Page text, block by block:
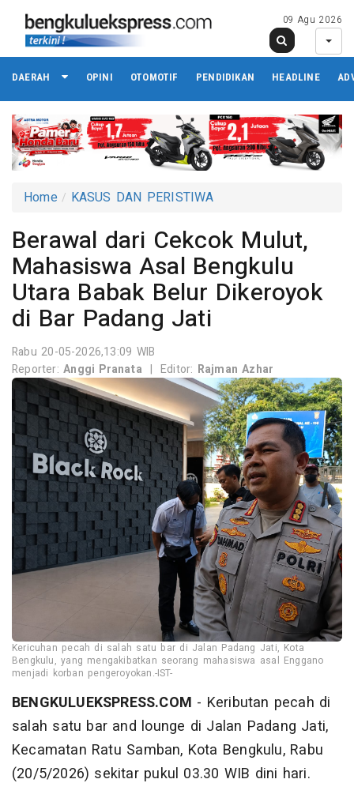
09 Agu 2026
DAERAH OPINI OTOMOTIF PENDIDIKAN HEADLINE
Home KASUS DAN PERISTIWA
Berawal dari Cekcok Mulut,
Mahasiswa Asal Bengkulu
Utara Babak Belur Dikeroyok
di Bar Padang Jati
Rabu 20-05-2026,13:09 WIB
Reporter:Anggi Pranata | Editor: Rajman Azhar
Kericuhan pecah di salah satu bar di Jalan Padang Jati, Kota
Bengkulu, yang mengakibatkan seorang mahasiswa asal Enggano
menjadi korban pengeroyokan.-IST-
BENGKULUEKSPRESS.COM - Keributan pecah di
salah satu bar and lounge di Jalan Padang Jati,
Kecamatan Ratu Samban, Kota Bengkulu, Rabu
(20/5/2026) sekitar pukul 03.30 WIB dini hari.